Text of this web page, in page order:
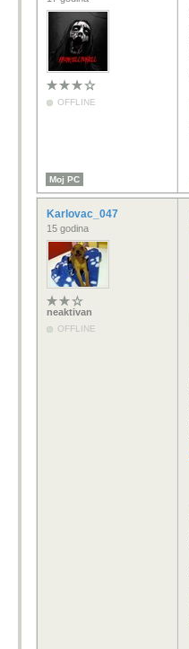
OFFLINE
Moj PC
Karlovac_047
15 godina
neaktivan
OFFLINE